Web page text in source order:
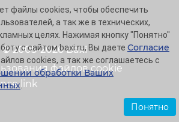
© 2005-2026 Baxi
файлов cookie
link
файлы cookies, чтобы обеспечить
а так же в технических,
целях. Нажимая кнопку "Понятно"
с сайтом baxi.ru, Вы даете Согласие
cookies, а так же соглашаетесь с
обработки Ваших
.
Понятно